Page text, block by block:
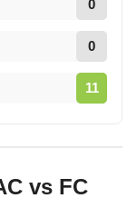
0
0
11
vs FC